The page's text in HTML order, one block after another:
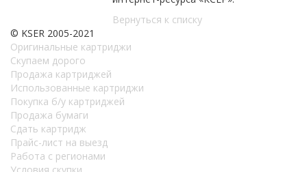
Вернуться к списку
© KSER 2005-2021
Оригинальные картриджи
Скупаем дорого
Продажа картриджей
Использованные картриджи
Покупка б/у картриджей
Продажа бумаги
Сдать картридж
Прайс-лист на выезд
Работа с регионами